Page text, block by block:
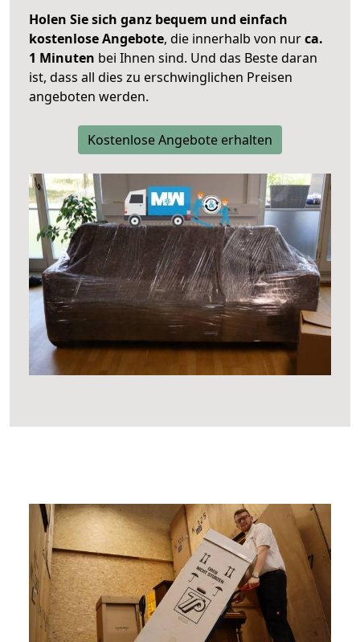
Holen Sie sich ganz bequem und einfach
kostenlose Angebote, die innerhalb von nurca.
1 Minuten bei Ihnen sind. Und das Beste daran
ist, dass all dies zu erschwinglichen Preisen
angeboten werden.
Kostenlose Angebote erhalten